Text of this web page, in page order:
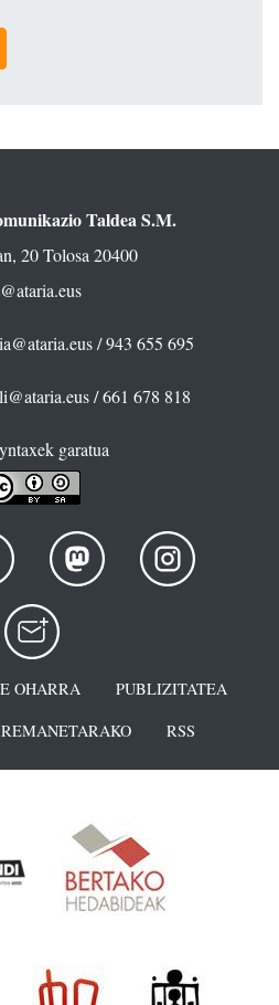
Taldea S.M.
20 Tolosa 20400
/ 943 655 695
/ 661 678 818
garatua
OHARRA
PUBLIZITATEA
RSS